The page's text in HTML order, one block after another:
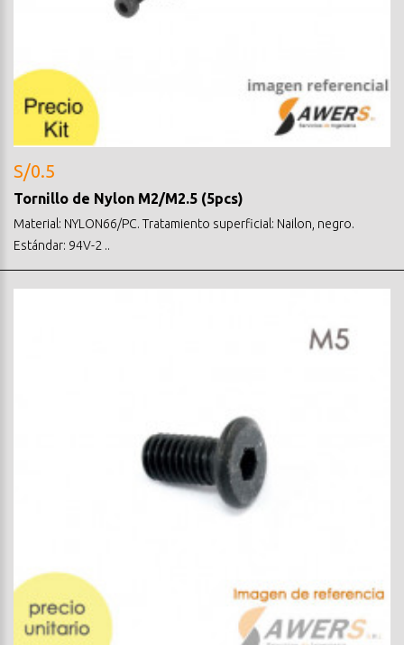
S/0.5
Tornillo de Nylon M2/M2.5 (5pcs)
Material: NYLON66/PC. Tratamiento superficial: Nailon, negro.
Estándar: 94V-2 ..